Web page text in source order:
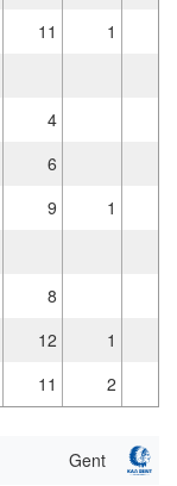
11 1
4
6
9 1
8
12
1
11 2
Gent